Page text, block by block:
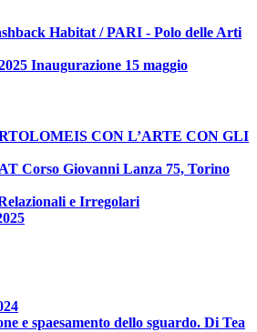
Habitat / PARI - Polo delle Arti
Inaugurazione 15 maggio
CON L’ARTE CON GLI
Corso Giovanni Lanza 75, Torino
e Irregolari
e spaesamento dello sguardo. Di Tea